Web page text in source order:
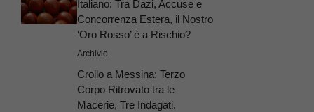
Italiano: Tra Dazi, Accuse e
Concorrenza Estera, il Nostro
‘Oro Rosso’ è a Rischio?
Archivio
Crollo a Messina: Terzo
Corpo Ritrovato tra le
Macerie, Tre Indagati.